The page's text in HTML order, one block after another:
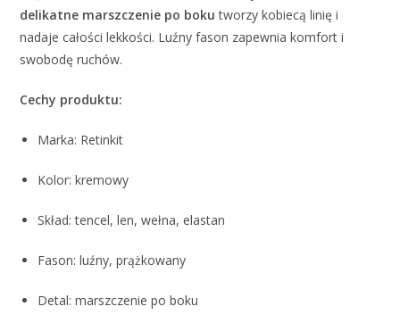
delikatne marszczenie po boku tworzy kobiecą linię i
nadaje całości lekkości. Luźny fason zapewnia komfort i
swobodę ruchów.
Cechy produktu:
Marka: Retinkit
Kolor: kremowy
Skład: tencel, len, wełna, elastan
Fason: luźny, prążkowany
Detal: marszczenie po boku